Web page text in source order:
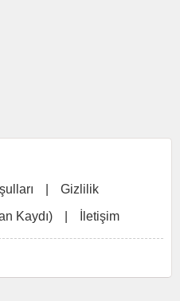
Gizlilik
Kaydı)
İletişim